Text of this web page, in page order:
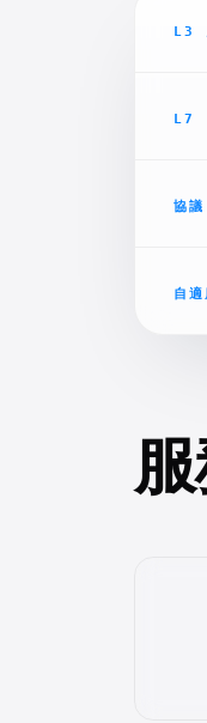
L3
L7
協議
自適